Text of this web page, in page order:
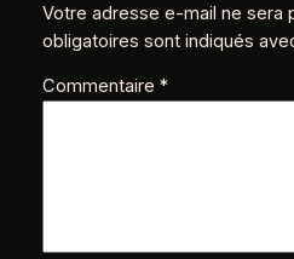
Votre adresse e-mail ne sera
obligatoires sont indiqués
Commentaire *